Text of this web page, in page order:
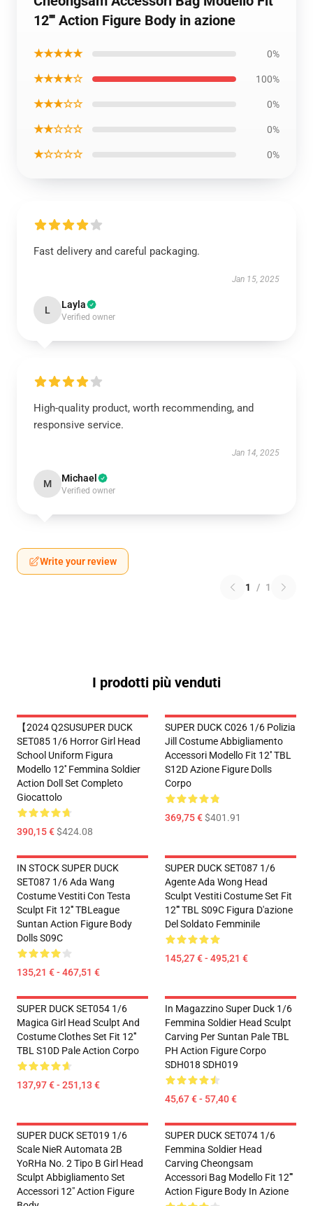
12'''' Action Figure Body in azione
★★★★★ 0%
★★★★☆ 100%
★★★☆☆ 0%
★★☆☆☆ 0%
★☆☆☆☆ 0%
Fast delivery and careful packaging.
Jan 15, 2025
L Layla
Verified owner
High-quality product, worth recommending, and
responsive service.
Jan 14, 2025
M Michael
Verified owner
Write your review
1 / 1
I prodotti più venduti
【2024 Q2SUSUPER DUCK
SET085 1/6 Horror Girl Head
School Uniform Figura
Modello 12'' Femmina Soldier
Action Doll Set Completo
Giocattolo
390,15 €$424.08
SUPER DUCK C026 1/6 Polizia
Jill Costume Abbigliamento
Accessori Modello Fit 12'' TBL
S12D Azione Figure Dolls
Corpo
369,75 €$401.91
IN STOCK SUPER DUCK
SET087 1/6 Ada Wang
Costume Vestiti Con Testa
Sculpt Fit 12''' TBLeague
Suntan Action Figure Body
Dolls S09C
135,21 € - 467,51 €
SUPER DUCK SET087 1/6
Agente Ada Wong Head
Sculpt Vestiti Costume Set Fit
12'''' TBL S09C Figura D'azione
Del Soldato Femminile
145,27 € - 495,21 €
SUPER DUCK SET054 1/6
Magica Girl Head Sculpt And
Costume Clothes Set Fit 12'''
TBL S10D Pale Action Corpo
137,97 € - 251,13 €
In Magazzino Super Duck 1/6
Femmina Soldier Head Sculpt
Carving Per Suntan Pale TBL
PH Action Figure Corpo
SDH018 SDH019
45,67 € - 57,40 €
SUPER DUCK SET019 1/6
Scale NieR Automata 2B
YoRHa No. 2 Tipo B Girl Head
Sculpt Abbigliamento Set
Accessori 12" Action Figure
SUPER DUCK SET074 1/6
Femmina Soldier Head
Carving Cheongsam
Accessori Bag Modello Fit 12''''
Action Figure Body In Azione